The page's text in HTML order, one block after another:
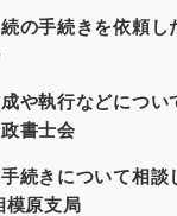
の手続きを依頼
や執行などにつ
書士会
続きについて相
模原支局